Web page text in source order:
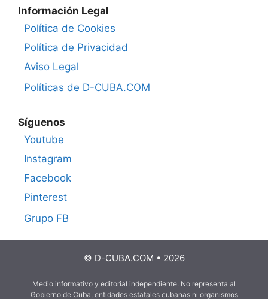
Información Legal
Política de Cookies
Política de Privacidad
Aviso Legal
Políticas de D-CUBA.COM
Síguenos
Youtube
Instagram
Facebook
Pinterest
Grupo FB
© D-CUBA.COM • 2026
Medio informativo y editorial independiente. No representa al
Gobierno de Cuba, entidades estatales cubanas ni organismos